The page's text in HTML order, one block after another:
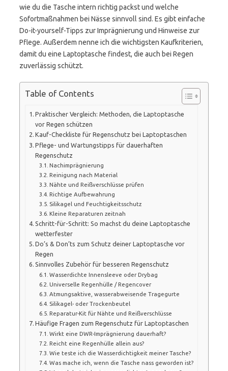
wie du die Tasche intern richtig packst und welche
Sofortmaßnahmen bei Nässe sinnvoll sind. Es gibt einfache
Do-it-yourself-Tipps zur Imprägnierung und Hinweise zur
Pflege. Außerdem nenne ich die wichtigsten Kaufkriterien,
damit du eine Laptoptasche findest, die auch bei Regen
zuverlässig schützt.
Table of Contents
Praktischer Vergleich: Methoden, die Laptoptasche
vor Regen schützen
Kauf-Checkliste für Regenschutz bei Laptoptaschen
Pflege- und Wartungstipps für dauerhaften
Regenschutz
Nachimprägnierung
Reinigung nach Material
Nähte und Reißverschlüsse prüfen
Richtige Aufbewahrung
Silikagel und Feuchtigkeitsschutz
Kleine Reparaturen zeitnah
Schritt-für-Schritt: So machst du deine Laptoptasche
wetterfester
Do’s & Don’ts zum Schutz deiner Laptoptasche vor
Regen
Sinnvolles Zubehör für besseren Regenschutz
Wasserdichte Innensleeve oder Drybag
Universelle Regenhülle / Regencover
Atmungsaktive, wasserabweisende Tragegurte
Silikagel- oder Trockenbeutel
Reparatur-Kit für Nähte und Reißverschlüsse
Häufige Fragen zum Regenschutz für Laptoptaschen
Wirkt eine DWR-Imprägnierung dauerhaft?
Reicht eine Regenhülle allein aus?
Wie teste ich die Wasserdichtigkeit meiner Tasche?
Was mache ich, wenn die Tasche nass geworden ist?